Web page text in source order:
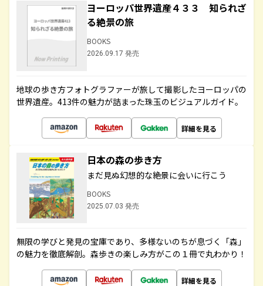
ヨーロッパ世界遺産４３３ 知られざ
る絶景の旅
BOOKS
2026.09.17 発売
地球の歩き方フォトグラファーが旅して撮影したヨーロッパの
世界遺産。413件の魅力が詰まった珠玉のビジュアルガイド。
詳細を見る
日本の森の歩き方
まだ見ぬ幻想的な絶景に会いに行こう
BOOKS
2025.07.03 発売
無限の学びと発見の宝庫であり、多様ないのちが息づく「森」
の魅力を徹底解剖。森歩きの楽しみ方がこの１冊で丸わかり！
詳細を見る